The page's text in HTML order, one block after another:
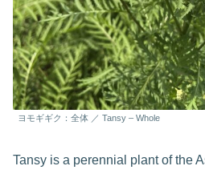
ヨモギギク：全体 ／ Tansy – Whole
Tansy is a perennial plant of the